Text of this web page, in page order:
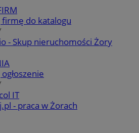
firmę do katalogu
- Skup nieruchomości Żory
IT
- praca w Żorach